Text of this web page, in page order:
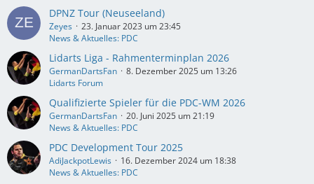
DPNZ Tour (Neuseeland)
Zeyes
23. Januar 2023 um 23:45
News & Aktuelles: PDC
Lidarts Liga - Rahmenterminplan 2026
GermanDartsFan
8. Dezember 2025 um 13:26
Lidarts Forum
Qualifizierte Spieler für die PDC-WM 2026
GermanDartsFan
20. Juni 2025 um 21:19
News & Aktuelles: PDC
PDC Development Tour 2025
AdiJackpotLewis
16. Dezember 2024 um 18:38
News & Aktuelles: PDC